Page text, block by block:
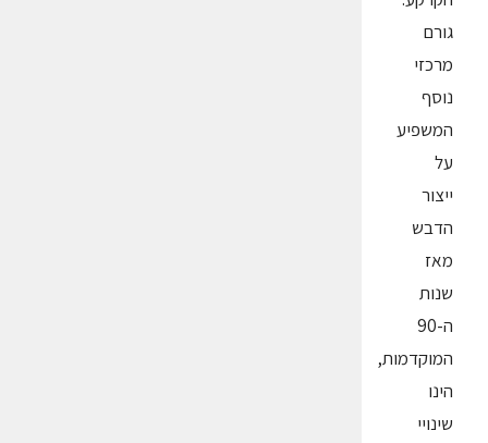
גורם
מרכזי
נוסף
המשפיע
על
ייצור
הדבש
מאז
שנות
ה-90
המוקדמות,
הינו
שינויי